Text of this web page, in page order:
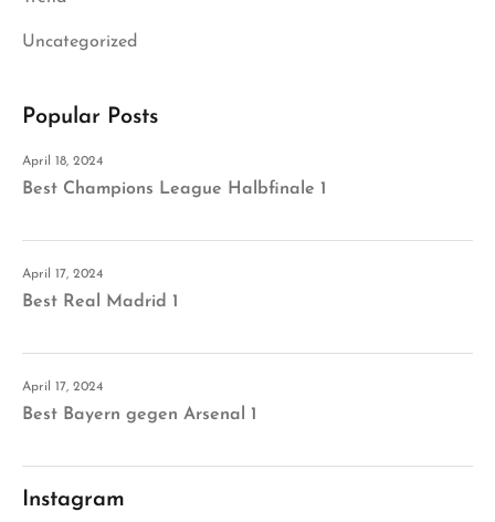
Uncategorized
Popular Posts
April 18, 2024
Best Champions League Halbfinale 1
April 17, 2024
Best Real Madrid 1
April 17, 2024
Best Bayern gegen Arsenal 1
Instagram